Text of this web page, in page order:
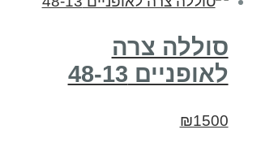
סוללה צרה
לאופניים 48-13
₪1500